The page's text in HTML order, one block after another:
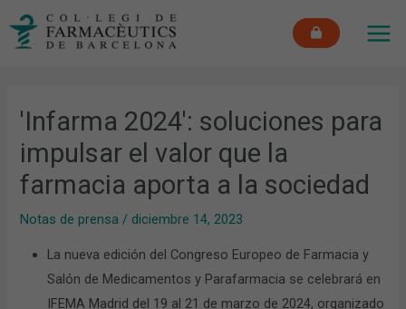
'Infarma 2024': soluciones para
impulsar el valor que la
farmacia aporta a la sociedad
Notas de prensa / diciembre 14, 2023
La nueva edición del Congreso Europeo de Farmacia y
Salón de Medicamentos y Parafarmacia se celebrará en
IFEMA Madrid del 19 al 21 de marzo de 2024, organizado